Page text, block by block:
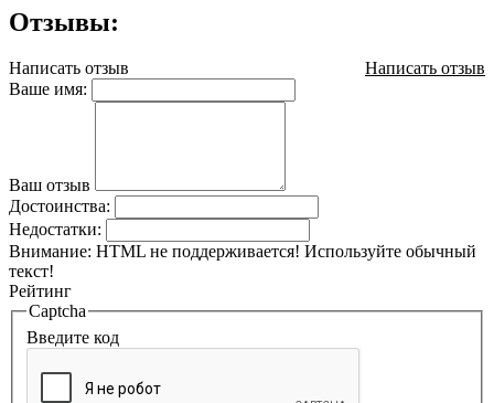
Отзывы:
Написать отзыв
Написать отзыв
Ваше имя:
Ваш отзыв
Достоинства:
Недостатки:
Внимание: HTML не поддерживается! Используйте обычный
текст!
Рейтинг
Captcha
Введите код